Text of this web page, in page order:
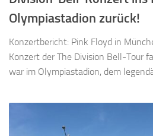
Olympiastadion zurück!
Konzertbericht: Pink Floyd in
Konzert der The Division Bell-Tour
war im Olympiastadion, dem